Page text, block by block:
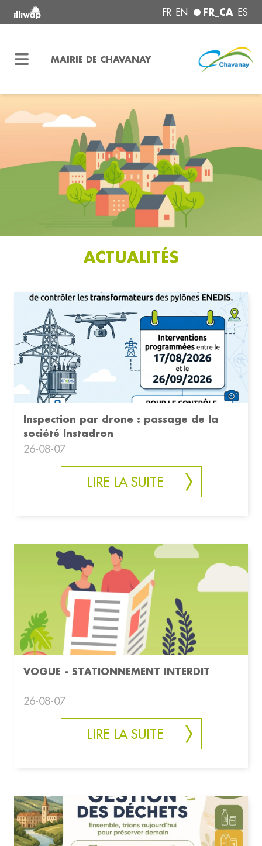
FR EN FR_CA ES
MAIRIE DE CHAVANAY
ACTUALITÉS
Inspection par drone : passage de la
société Instadron
26-08-07
LIRE LA SUITE
VOGUE - STATIONNEMENT INTERDIT
26-08-07
LIRE LA SUITE